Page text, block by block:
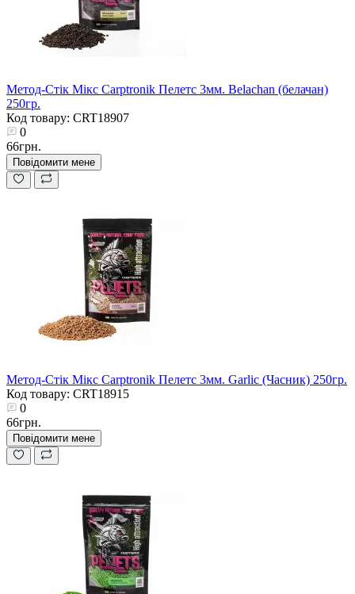
Метод-Стік Мікс Carptronik Пелетс 3мм. Belachan (белачан)
250гр.
Код товару: CRT18907
0
66грн.
Повідомити мене
Метод-Стік Мікс Carptronik Пелетс 3мм. Garlic (Часник) 250гр.
Код товару: CRT18915
0
66грн.
Повідомити мене